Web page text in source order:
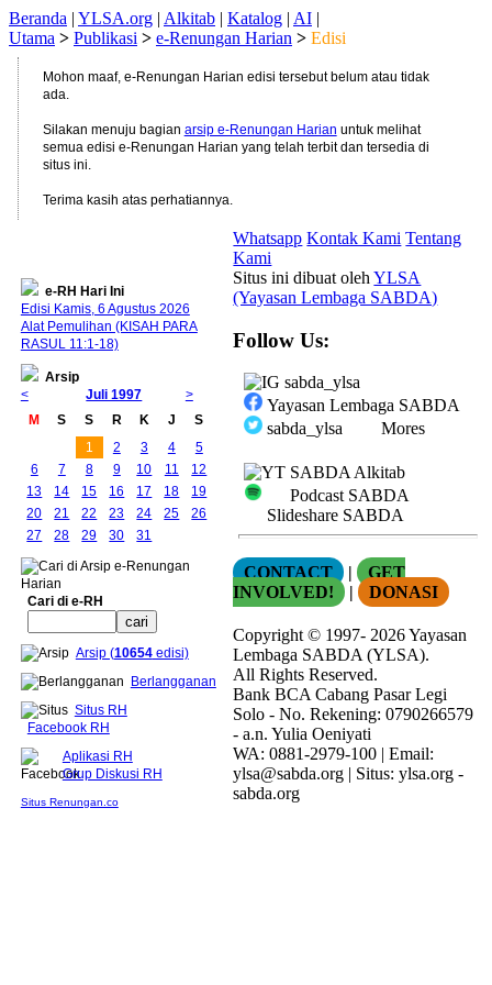
Beranda | YLSA.org | Alkitab | Katalog | AI |
Utama > Publikasi > e-Renungan Harian > Edisi
Mohon maaf, e-Renungan Harian edisi tersebut belum atau tidak
ada.
Silakan menuju bagian arsip e-Renungan Harian untuk melihat
semua edisi e-Renungan Harian yang telah terbit dan tersedia di
situs ini.
Terima kasih atas perhatiannya.
e-RH Hari Ini
Edisi Kamis, 6 Agustus 2026
Alat Pemulihan (KISAH PARA
RASUL 11:1-18)
Arsip
<
Juli 1997
>
M
S S R K J
S
1
2 3 4
5
6
7 8 9 10 11
12
13
14 15 16 17 18
19
20
21 22 23 24 25
26
27
28 29 30 31
Cari di e-RH
Arsip (10654edisi)
Berlangganan
Situs RH
Facebook RH
Aplikasi RH
Grup Diskusi RH
Situs Renungan.co
Whatsapp Kontak Kami Tentang
Kami
Situs ini dibuat olehYLSA
(Yayasan Lembaga SABDA)
Follow Us:
sabda_ylsa
Yayasan Lembaga SABDA
sabda_ylsa
Mores
SABDA Alkitab
Podcast SABDA
Slideshare SABDA
CONTACT | GET
INVOLVED!
| DONASI
Copyright © 1997- 2026Yayasan
Lembaga SABDA (YLSA).
All Rights Reserved.
Bank BCA Cabang Pasar Legi
Solo - No. Rekening: 0790266579
- a.n. Yulia Oeniyati
WA:0881-2979-100 | Email:
ylsa@sabda.org | Situs:ylsa.org -
sabda.org